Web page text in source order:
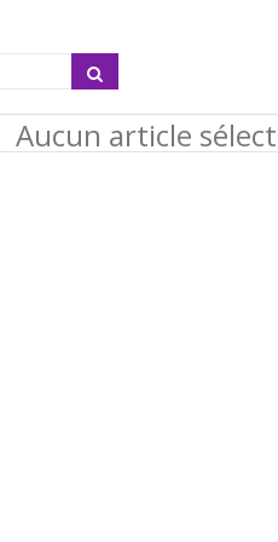
Aucun article